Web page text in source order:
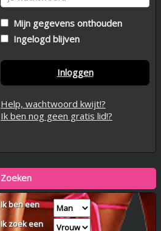
Mijn gegevens onthouden
Ingelogd blijven
Inloggen
Help, wachtwoord kwijt!?
Ik ben nog geen gratis lid!?
Zoeken
Ik ben een
Ik zoek een